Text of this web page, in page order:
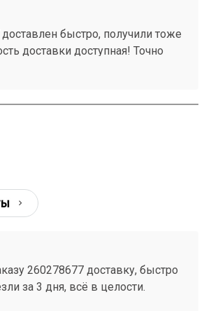
быстро, получили тоже
доставки доступная! Точно
260278677 доставку, быстро
за 3 дня, всё в целости.